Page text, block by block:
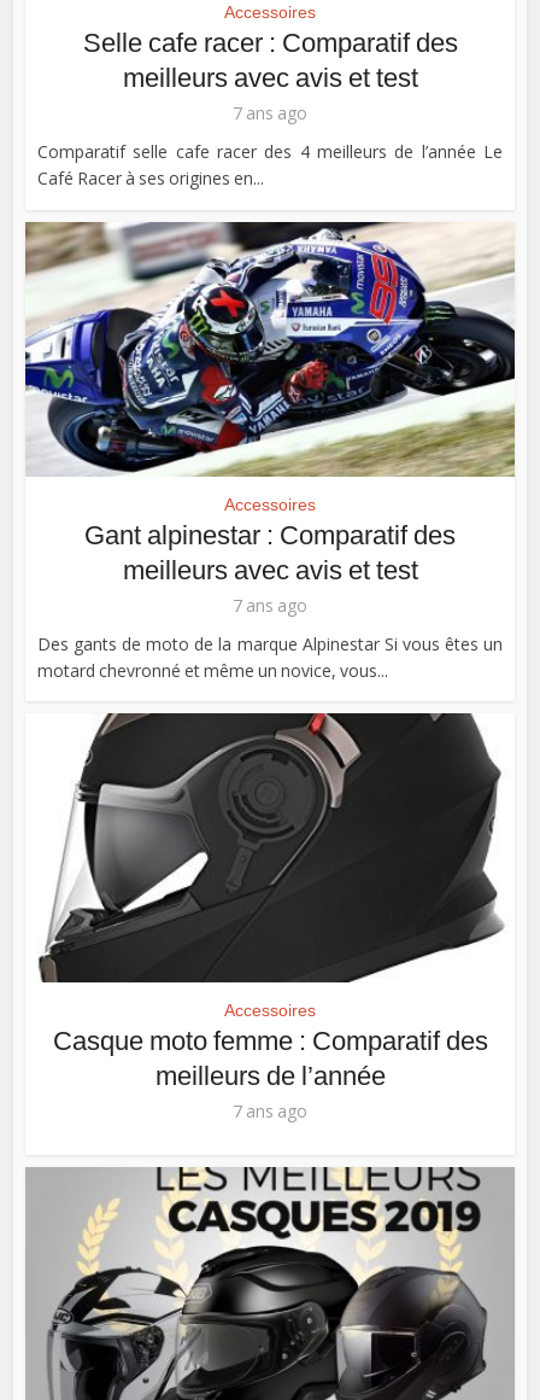
Accessoires
Selle cafe racer : Comparatif des
meilleurs avec avis et test
7 ans ago
Comparatif selle cafe racer des 4 meilleurs de l’année Le
Café Racer à ses origines en...
Accessoires
Gant alpinestar : Comparatif des
meilleurs avec avis et test
7 ans ago
Des gants de moto de la marque Alpinestar Si vous êtes un
motard chevronné et même un novice, vous...
Accessoires
Casque moto femme : Comparatif des
meilleurs de l’année
7 ans ago